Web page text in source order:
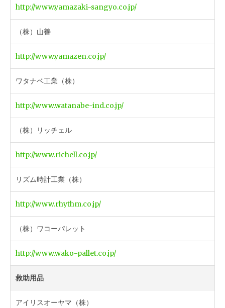
http://www.yamazaki-sangyo.co.jp/
（株）山善
http://www.yamazen.co.jp/
ワタナベ工業（株）
http://www.watanabe-ind.co.jp/
（株）リッチェル
http://www.richell.co.jp/
リズム時計工業（株）
http://www.rhythm.co.jp/
（株）ワコーパレット
http://www.wako-pallet.co.jp/
救助用品
アイリスオーヤマ（株）